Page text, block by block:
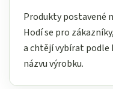
Produkty postavené
Hodí se pro
a chtějí vybírat
názvu výrobku.